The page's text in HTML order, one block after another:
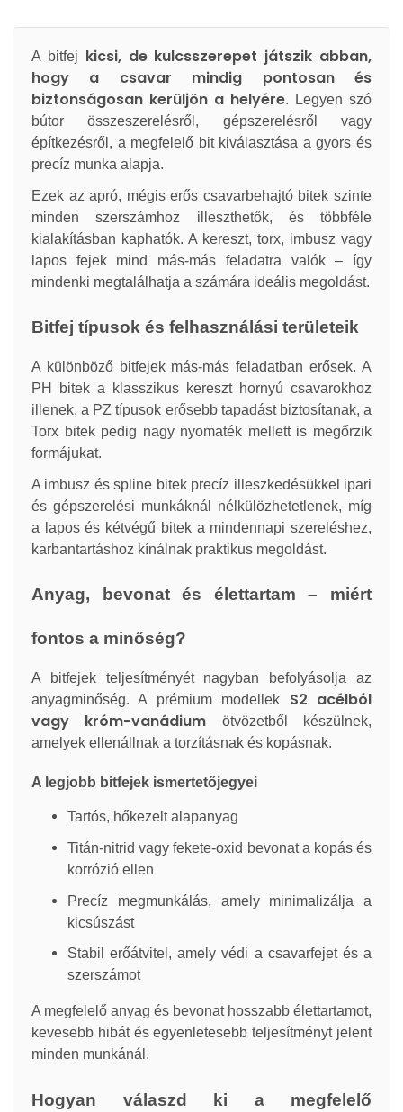
A bitfej kicsi, de kulcsszerepet játszik abban,
hogy a csavar mindig pontosan és
biztonságosan kerüljön a helyére. Legyen szó
bútor összeszerelésről, gépszerelésről vagy
építkezésről, a megfelelő bit kiválasztása a gyors és
precíz munka alapja.
Ezek az apró, mégis erős csavarbehajtó bitek szinte
minden szerszámhoz illeszthetők, és többféle
kialakításban kaphatók. A kereszt, torx, imbusz vagy
lapos fejek mind más-más feladatra valók – így
mindenki megtalálhatja a számára ideális megoldást.
Bitfej típusok és felhasználási területeik
A különböző bitfejek más-más feladatban erősek. A
PH bitek a klasszikus kereszt hornyú csavarokhoz
illenek, a PZ típusok erősebb tapadást biztosítanak, a
Torx bitek pedig nagy nyomaték mellett is megőrzik
formájukat.
A imbusz és spline bitek precíz illeszkedésükkel ipari
és gépszerelési munkáknál nélkülözhetetlenek, míg
a lapos és kétvégű bitek a mindennapi szereléshez,
karbantartáshoz kínálnak praktikus megoldást.
Anyag, bevonat és élettartam – miért
fontos a minőség?
A bitfejek teljesítményét nagyban befolyásolja az
anyagminőség. A prémium modellek S2 acélból
vagy króm-vanádium ötvözetből készülnek,
amelyek ellenállnak a torzításnak és kopásnak.
A legjobb bitfejek ismertetőjegyei
Tartós, hőkezelt alapanyag
Titán-nitrid vagy fekete-oxid bevonat a kopás és
korrózió ellen
Precíz megmunkálás, amely minimalizálja a
kicsúszást
Stabil erőátvitel, amely védi a csavarfejet és a
szerszámot
A megfelelő anyag és bevonat hosszabb élettartamot,
kevesebb hibát és egyenletesebb teljesítményt jelent
minden munkánál.
Hogyan válaszd ki a megfelelő